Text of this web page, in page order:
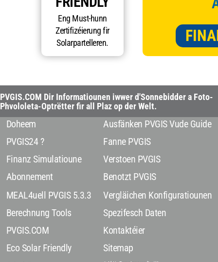
Eng Must-hunn
Zertifizéierung fir
Solarpartelleren.
PVGIS.COM Dir Informatiounen iwwer d'Sonnebidder a Foto-
Phvololeta-Optrëtter fir all Plaz op der Welt.
Doheem
PVGIS24 ?
Finanz Simulatioune
Abonnement
MEAL4uell PVGIS 5.3.3
Berechnung Tools
PVGIS.COM
Eco Solar Friendly
Ausfänken PVGIS Vude Guide
Fanne PVGIS
Verstoen PVGIS
Benotzt PVGIS
Vergläichen Konfiguratiounen
Spezifesch Daten
Kontaktéier
Sitemap